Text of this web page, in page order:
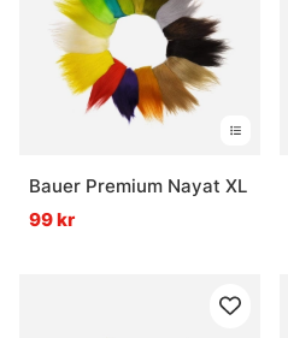
Bauer Premium Nayat XL
99 kr